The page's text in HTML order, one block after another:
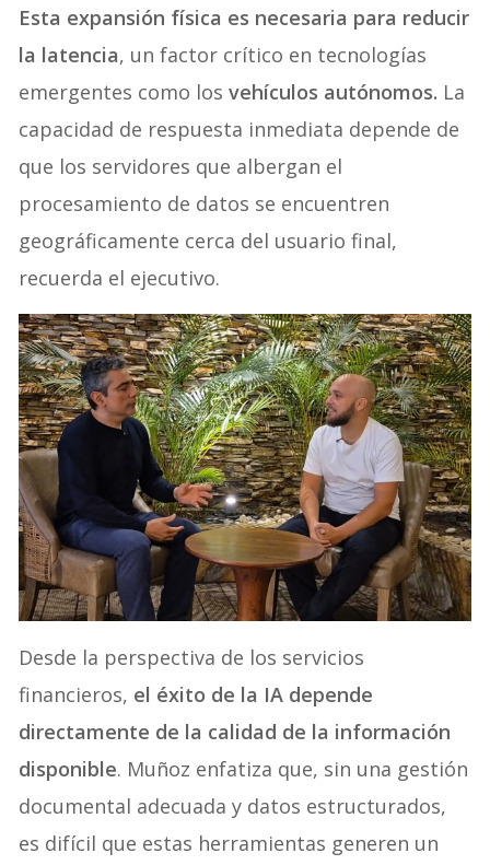
Esta expansión física es necesaria para reducir
la latencia, un factor crítico en tecnologías
emergentes como losvehículos autónomos. La
capacidad de respuesta inmediata depende de
que los servidores que albergan el
procesamiento de datos se encuentren
geográficamente cerca del usuario final,
recuerda el ejecutivo.
Desde la perspectiva de los servicios
financieros, el éxito de la IA depende
directamente de la calidad de la información
disponible. Muñoz enfatiza que, sin una gestión
documental adecuada y datos estructurados,
es difícil que estas herramientas generen un